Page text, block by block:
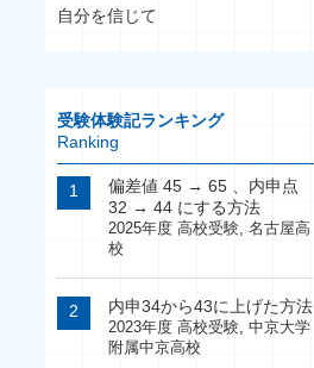
自分を信じて
受験体験記ランキング
Ranking
偏差値 45 → 65 、内申点
32 → 44 にする方法
2025年度 高校受験, 名古屋高
校
内申34から43に上げた方法
2023年度 高校受験, 中京大学
附属中京高校